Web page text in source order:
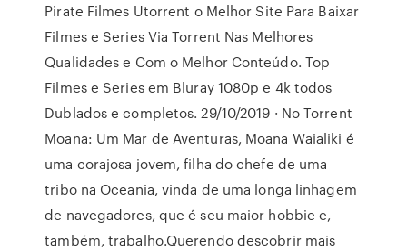
Pirate Filmes Utorrent o Melhor Site Para Baixar
Filmes e Series Via Torrent Nas Melhores
Qualidades e Com o Melhor Conteúdo. Top
Filmes e Series em Bluray 1080p e 4k todos
Dublados e completos. 29/10/2019 · No Torrent
Moana: Um Mar de Aventuras, Moana Waialiki é
uma corajosa jovem, filha do chefe de uma
tribo na Oceania, vinda de uma longa linhagem
de navegadores, que é seu maior hobbie e,
também, trabalho.Querendo descobrir mais